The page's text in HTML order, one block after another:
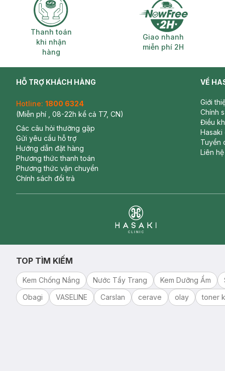
Thanh toán khi nhận hàng
Thanh toán
khi nhận
hàng
Giao nhanh
Giao nhanh
miễn phí 2H
HỖ TRỢ KHÁCH HÀNG
Hotline: 1800 6324
(Miễn phí , 08-22h kể cả T7, CN)
Các câu hỏi thường gặp
Gửi yêu cầu hỗ trợ
Hướng dẫn đặt hàng
Phương thức thanh toán
Phương thức vận chuyển
Chính sách đổi trả
VỀ
Giới
Chính
Điều
Hasaki
Tuyển
Liên hệ
TOP TÌM KIẾM
Kem Chống Nắng Nước Tẩy Trang Kem Dưỡng Ẩm
Obagi
VASELINE Carslan cerave olay toner